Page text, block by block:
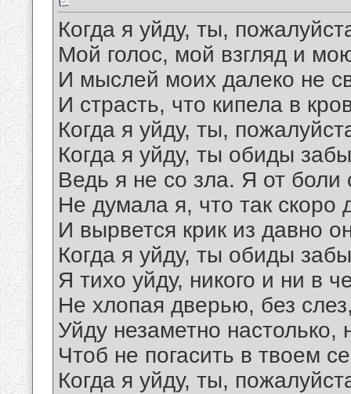
Когда я уйду, ты,
Мой голос, мой взгляд и
И мыслей моих далеко не
И страсть, что кипела в
Когда я уйду, ты,
Когда я уйду, ты обиды
Ведь я не со зла. Я от боли
Не думала я, что так скоро
И вырвется крик из давно
Когда я уйду, ты обиды
Я тихо уйду, никого и ни в
Не хлопая дверью, без
Уйду незаметно настолько,
Чтоб не погасить в твоем
Когда я уйду, ты,